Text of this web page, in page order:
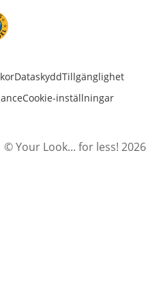
i nytt fönster
DataskyddTillgänglighet
Cookie-inställningar
© Your Look... for less! 2026